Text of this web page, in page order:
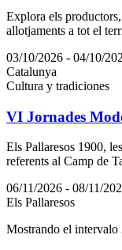
Explora els
allotjaments a tot el
03/10/2026 - 04/10/
Catalunya
Cultura y tradiciones
VI Jornades
Els Pallaresos 1900,
referents al Camp de
06/11/2026 - 08/11/
Els Pallaresos
Mostrando el intervalo